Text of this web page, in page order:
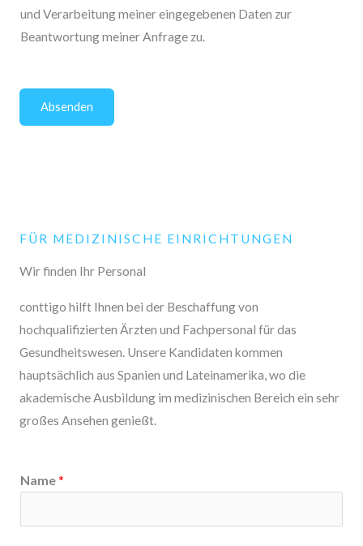
und Verarbeitung meiner eingegebenen Daten zur
Beantwortung meiner Anfrage zu.
Absenden
FÜR MEDIZINISCHE EINRICHTUNGEN
Wir finden Ihr Personal
conttigo hilft Ihnen bei der Beschaffung von
hochqualifizierten Ärzten und Fachpersonal für das
Gesundheitswesen. Unsere Kandidaten kommen
hauptsächlich aus Spanien und Lateinamerika, wo die
akademische Ausbildung im medizinischen Bereich ein sehr
großes Ansehen genießt.
Name*